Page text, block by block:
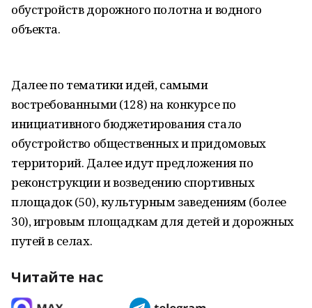
обустройств дорожного полотна и водного
объекта.
Далее по тематики идей, самыми
востребованными (128) на конкурсе по
инициативного бюджетирования стало
обустройство общественных и придомовых
территорий. Далее идут предложения по
реконструкции и возведению спортивных
площадок (50), культурным заведениям (более
30), игровым площадкам для детей и дорожных
путей в селах.
Читайте нас